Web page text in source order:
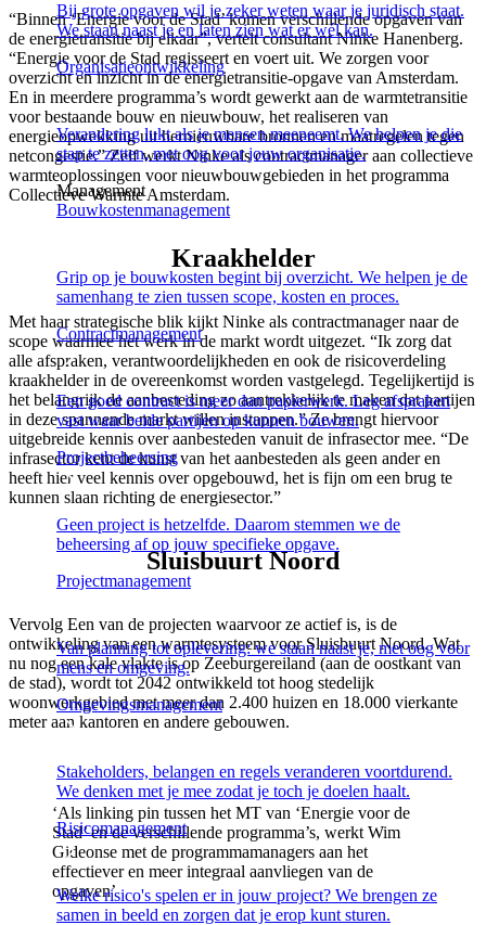
Bij grote opgaven wil je zeker weten waar je juridisch staat.
We staan naast je en laten zien wat er wél kan.
Organisatieontwikkeling
Verandering lukt als je mensen meeneemt. We helpen je die
stap te zetten, met oog voor jouw organisatie.
Management
Bouwkostenmanagement
Grip op je bouwkosten begint bij overzicht. We helpen je de
samenhang te zien tussen scope, kosten en proces.
Contractmanagement
Een goed contract is meer dan papierwerk. Leg afspraken
vast waar beide partijen op kunnen bouwen.
Projectbeheersing
Geen project is hetzelfde. Daarom stemmen we de
beheersing af op jouw specifieke opgave.
Projectmanagement
Van planning tot oplevering: we staan naast je, met oog voor
mens en omgeving.
Omgevingsmanagement
Stakeholders, belangen en regels veranderen voortdurend.
We denken met je mee zodat je toch je doelen haalt.
Risicomanagement
Welke risico's spelen er in jouw project? We brengen ze
samen in beeld en zorgen dat je erop kunt sturen.
“Binnen ‘Energie voor de Stad’ komen verschillende opgaven van
de energietransitie bij elkaar”, vertelt consultant Ninke Hanenberg.
“Energie voor de Stad regisseert en voert uit. We zorgen voor
overzicht en inzicht in de energietransitie-opgave van Amsterdam.
En in meerdere programma’s wordt gewerkt aan de warmtetransitie
voor bestaande bouw en nieuwbouw, het realiseren van
energieopwekking uit hernieuwbare bronnen en maatregelen tegen
netcongestie.” Zelf werkt Ninke als contractmanager aan collectieve
warmteoplossingen voor nieuwbouwgebieden in het programma
Collectieve Warmte Amsterdam.
Kraakhelder
Met haar strategische blik kijkt Ninke als contractmanager naar de
scope waarmee het werk in de markt wordt uitgezet. “Ik zorg dat
alle afspraken, verantwoordelijkheden en ook de risicoverdeling
kraakhelder in de overeenkomst worden vastgelegd. Tegelijkertijd is
het belangrijk de aanbesteding zo aantrekkelijk te maken dat partijen
in deze spannende markt willen instappen.” Ze brengt hiervoor
uitgebreide kennis over aanbesteden vanuit de infrasector mee. “De
infrasector kent de kunst van het aanbesteden als geen ander en
heeft hier veel kennis over opgebouwd, het is fijn om een brug te
kunnen slaan richting de energiesector.”
Sluisbuurt Noord
Vervolg Een van de projecten waarvoor ze actief is, is de
ontwikkeling van een warmtesysteem voor Sluisbuurt Noord. Wat
nu nog een kale vlakte is op Zeeburgereiland (aan de oostkant van
de stad), wordt tot 2042 ontwikkeld tot hoog stedelijk
woonwerkgebied met meer dan 2.400 huizen en 18.000 vierkante
meter aan kantoren en andere gebouwen.
‘Als linking pin tussen het MT van ‘Energie voor de
Stad’ en de verschillende programma’s, werkt Wim
Gideonse met de programmamanagers aan het
effectiever en meer integraal aanvliegen van de
opgaven’